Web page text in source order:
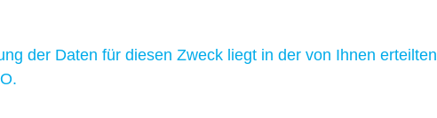
der Daten für diesen Zweck liegt in der von Ihnen